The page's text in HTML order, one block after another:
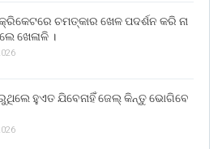
ଚମତ୍କାର ଖେଳ ପଦର୍ଶନ କରି ନା
ଖେଳାଳି ।
ହୁଏତ ଯିବେନାହିଁ ଜେଲ୍ କିନ୍ତୁ ଭୋଗିବେ